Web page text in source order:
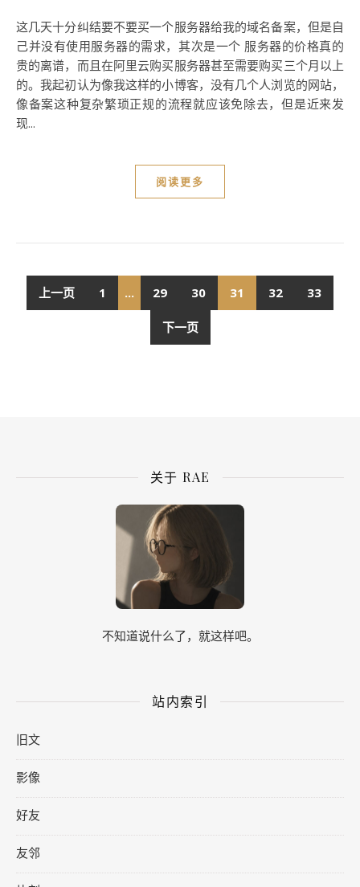
这几天十分纠结要不要买一个服务器给我的域名备案，但是自
己并没有使用服务器的需求，其次是一个 服务器的价格真的
贵的离谱，而且在阿里云购买服务器甚至需要购买三个月以上
的。我起初认为像我这样的小博客，没有几个人浏览的网站，
像备案这种复杂繁琐正规的流程就应该免除去，但是近来发
现...
阅读更多
上一页 1 ... 29 30 31 32 33
下一页
关于 RAE
不知道说什么了，就这样吧。
站内索引
旧文
影像
好友
友邻